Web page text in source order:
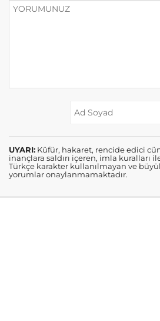
UYARI: Küfür, hakaret, rencide edici
inançlara saldırı içeren, imla kuralları
Türkçe karakter kullanılmayan ve
yorumlar onaylanmamaktadır.